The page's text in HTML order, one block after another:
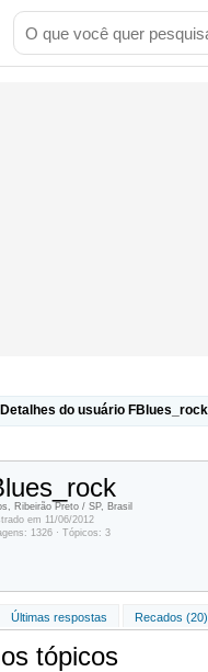
do usuário FBlues_rock
Ribeirão Preto / SP, Brasil
em 11/06/2012
1326 · Tópicos: 3
Últimas respostas Recados (20)
tópicos